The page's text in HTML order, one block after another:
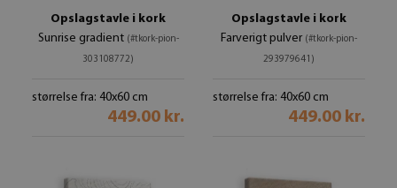
Opslagstavle i kork
Sunrise gradient (#tkork-pion-
303108772)
størrelse fra: 40x60 cm
449.00 kr.
Opslagstavle i kork
Farverigt pulver (#tkork-pion-
293979641)
størrelse fra: 40x60 cm
449.00 kr.